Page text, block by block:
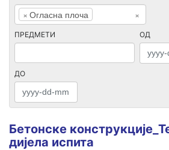
×
× Огласна плоча
ПРЕДМЕТИ ОД
ДО
Бетонске
дијела испита